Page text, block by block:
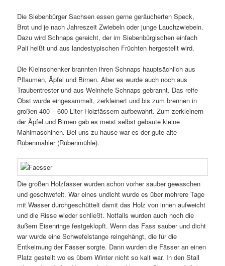
Die Siebenbürger Sachsen essen gerne geräucherten Speck,
Brot und je nach Jahreszeit Zwiebeln oder junge Lauchzwiebeln.
Dazu wird Schnaps gereicht, der im Siebenbürgischen einfach
Pali heißt und aus landestypischen Früchten hergestellt wird.
Die Kleinschenker brannten ihren Schnaps hauptsächlich aus
Pflaumen, Äpfel und Birnen. Aber es wurde auch noch aus
Traubentrester und aus Weinhefe Schnaps gebrannt. Das reife
Obst wurde eingesammelt, zerkleinert und bis zum brennen in
großen 400 – 600 Liter Holzfässern aufbewahrt. Zum zerkleinern
der Äpfel und Birnen gab es meist selbst gebaute kleine
Mahlmaschinen. Bei uns zu hause war es der gute alte
Rübenmahler (Rübenmühle).
Die großen Holzfässer wurden schon vorher sauber gewaschen
und geschwefelt. War eines undicht wurde es über mehrere Tage
mit Wasser durchgeschüttelt damit das Holz von innen aufweicht
und die Risse wieder schließt. Notfalls wurden auch noch die
äußern Eisenringe festgeklopft. Wenn das Fass sauber und dicht
war wurde eine Schwefelstange reingehängt, die für die
Entkeimung der Fässer sorgte. Dann wurden die Fässer an einen
Platz gestellt wo es übern Winter nicht so kalt war. In den Stall